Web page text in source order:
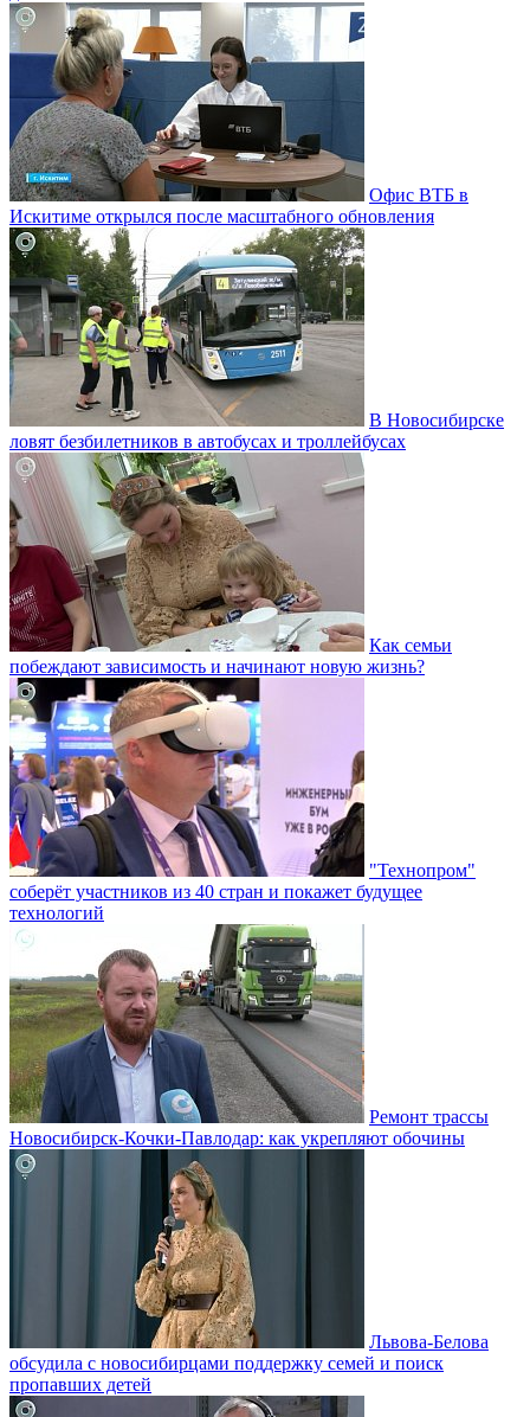
Офис ВТБ в
Искитиме открылся после масштабного обновления
В Новосибирске
ловят безбилетников в автобусах и троллейбусах
Как семьи
побеждают зависимость и начинают новую жизнь?
"Технопром"
соберёт участников из 40 стран и покажет будущее
технологий
Ремонт трассы
Новосибирск-Кочки-Павлодар: как укрепляют обочины
Львова-Белова
обсудила с новосибирцами поддержку семей и поиск
пропавших детей